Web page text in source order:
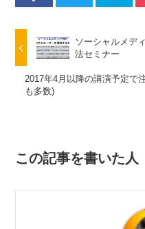
ソーシャルメデ
法セミナー
2017年4月以降の講演予定で
も多数)
この記事を書いた人